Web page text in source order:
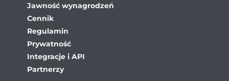
Jawność wynagrodzeń
Cennik
Regulamin
Prywatność
Integracje i API
Partnerzy